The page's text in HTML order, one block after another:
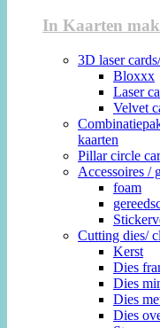
In Kaarten
3D laser
Bloxxx
Laser
Velvet
kaarten
Pillar circle
Accessoires /
foam
Cutting dies/
Kerst
Dies
Dies
Dies
Dies